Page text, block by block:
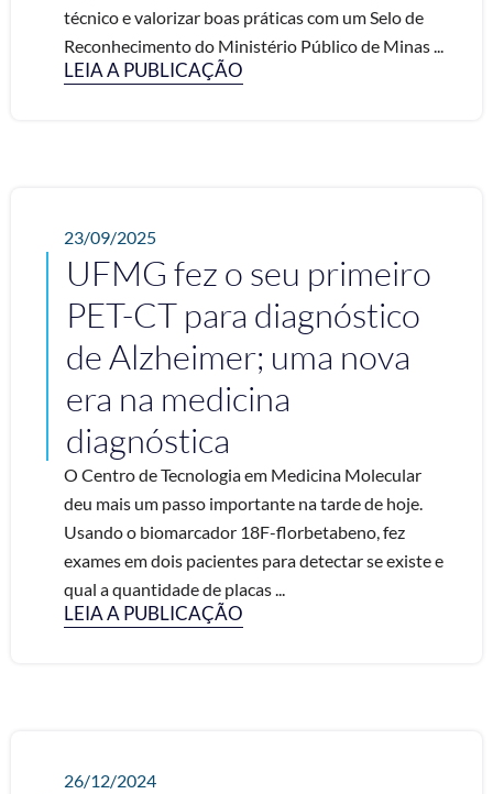
técnico e valorizar boas práticas com um Selo de
Reconhecimento do Ministério Público de Minas ...
LEIA A PUBLICAÇÃO
23/09/2025
UFMG fez o seu primeiro
PET-CT para diagnóstico
de Alzheimer; uma nova
era na medicina
diagnóstica
O Centro de Tecnologia em Medicina Molecular
deu mais um passo importante na tarde de hoje.
Usando o biomarcador 18F-florbetabeno, fez
exames em dois pacientes para detectar se existe e
qual a quantidade de placas ...
LEIA A PUBLICAÇÃO
26/12/2024